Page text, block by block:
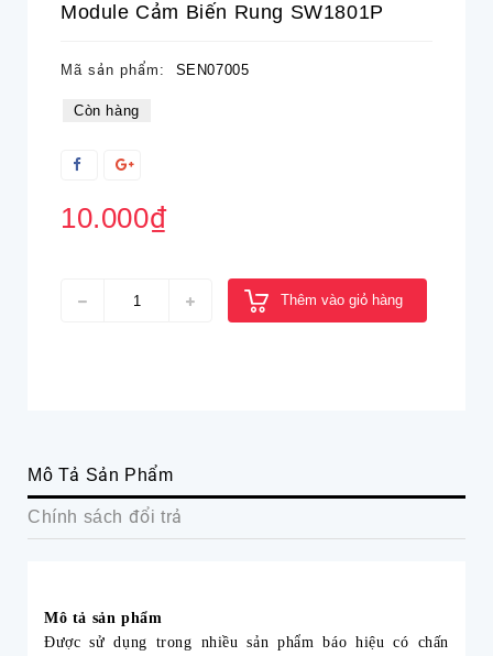
Module Cảm Biến Rung SW1801P
Mã sản phẩm: SEN07005
Còn hàng
10.000₫
Thêm vào giỏ hàng
Mô Tả Sản Phẩm
Chính sách đổi trả
Mô tả sản phẩm
Được sử dụng trong nhiều sản phẩm báo hiệu có chấn